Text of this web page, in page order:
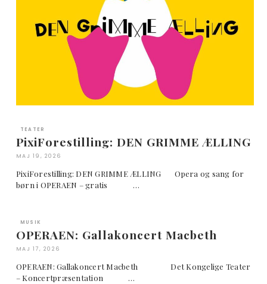
TEATER
PixiForestilling: DEN GRIMME ÆLLING
MAJ 19, 2026
PixiForestilling: DEN GRIMME ÆLLING Opera og sang for
børn i OPERAEN – gratis …
MUSIK
OPERAEN: Gallakoncert Macbeth
MAJ 17, 2026
OPERAEN: Gallakoncert Macbeth Det Kongelige Teater
– Koncertpræsentation …